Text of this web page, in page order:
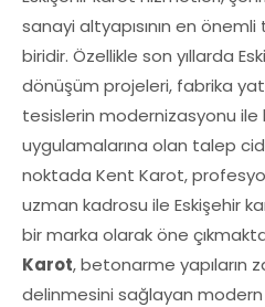
sanayi altyapısının en
biridir. Özellikle son yıllarda
dönüşüm projeleri, fabrika
tesislerin modernizasyonu ile
uygulamalarına olan talep
noktada Kent Karot,
uzman kadrosu ile Eskişehir
bir marka olarak öne
Karot, betonarme yapıların
delinmesini sağlayan